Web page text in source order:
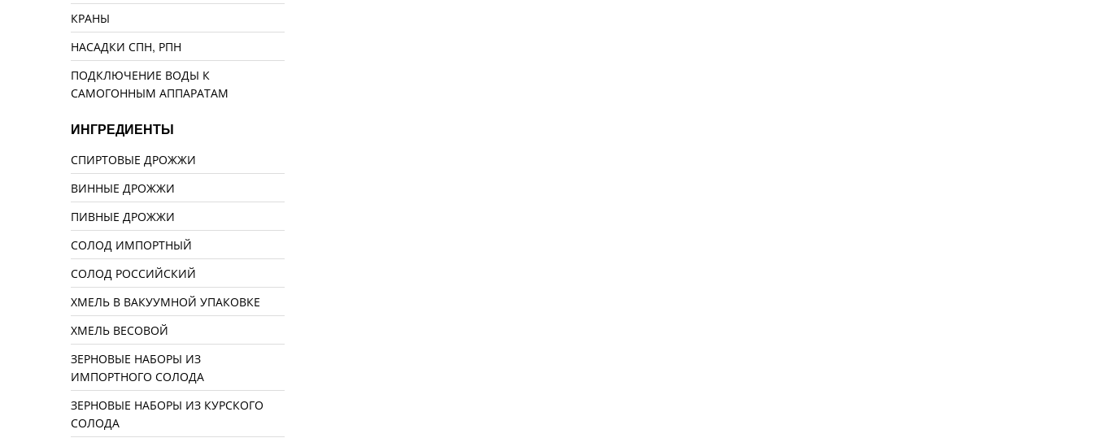
КРАНЫ
НАСАДКИ СПН, РПН
ПОДКЛЮЧЕНИЕ ВОДЫ К
САМОГОННЫМ АППАРАТАМ
ИНГРЕДИЕНТЫ
СПИРТОВЫЕ ДРОЖЖИ
ВИННЫЕ ДРОЖЖИ
ПИВНЫЕ ДРОЖЖИ
СОЛОД ИМПОРТНЫЙ
СОЛОД РОССИЙСКИЙ
ХМЕЛЬ В ВАКУУМНОЙ УПАКОВКЕ
ХМЕЛЬ ВЕСОВОЙ
ЗЕРНОВЫЕ НАБОРЫ ИЗ
ИМПОРТНОГО СОЛОДА
ЗЕРНОВЫЕ НАБОРЫ ИЗ КУРСКОГО
СОЛОДА